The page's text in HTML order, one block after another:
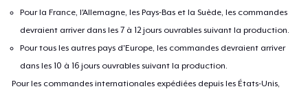
Pour la France, l'Allemagne, les Pays-Bas et la Suède, les commandes
devraient arriver dans les 7 à 12 jours ouvrables suivant la production.
Pour tous les autres pays d'Europe, les commandes devraient arriver
dans les 10 à 16 jours ouvrables suivant la production.
Pour les commandes internationales expédiées depuis les États-Unis,